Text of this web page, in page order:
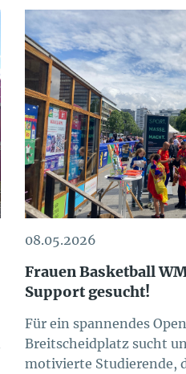
08.05.2026
Frauen Basketball
Support gesucht!
Für ein spannendes
Breitscheidplatz sucht
motivierte Studierende,